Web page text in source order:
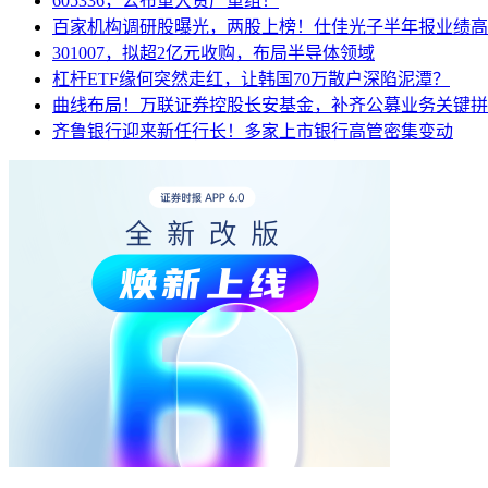
百家机构调研股曝光，两股上榜！仕佳光子半年报业绩
301007，拟超2亿元收购，布局半导体领域
杠杆ETF缘何突然走红，让韩国70万散户深陷泥潭？
曲线布局！万联证券控股长安基金，补齐公募业务关键
齐鲁银行迎来新任行长！多家上市银行高管密集变动